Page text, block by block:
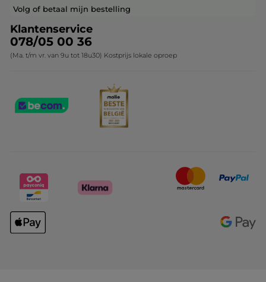
Contact opnemen
Volg of betaal mijn bestelling
Klantenservice
078/05 00 36
(Ma. t/m vr. van 9u tot 18u30) Kostprijs lokale oproep